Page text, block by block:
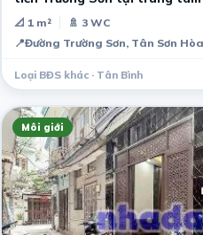
📐 1 m²
🚿 3 WC
📍Đường Trường Sơn, Tân Sơn
Loại BĐS khác · Tân Bình
Môi giới